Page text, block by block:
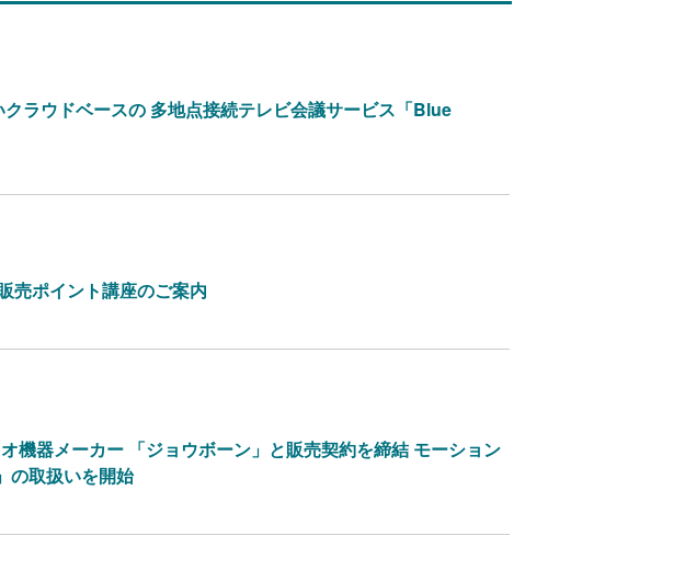
ラウドベースの 多地点接続テレビ会議サービス「Blue
ポイント講座のご案内
機器メーカー 「ジョウボーン」と販売契約を締結 モーション
の取扱いを開始